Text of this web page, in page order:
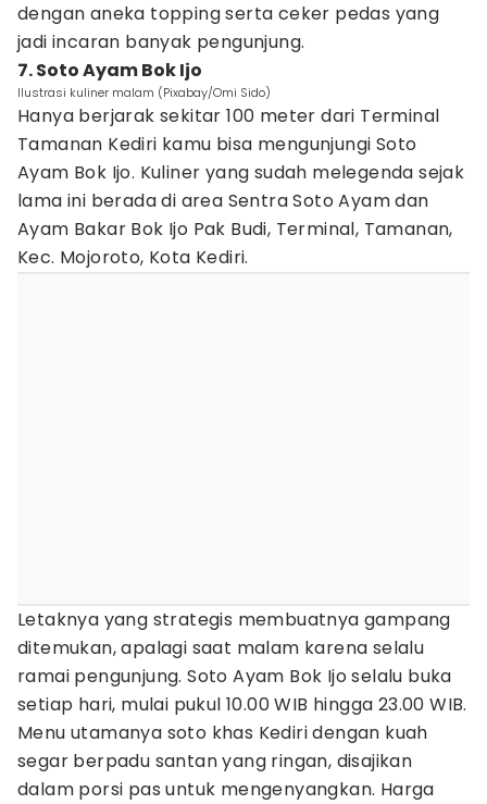
dengan aneka topping serta ceker pedas yang
jadi incaran banyak pengunjung.
7. Soto Ayam Bok Ijo
Ilustrasi kuliner malam (Pixabay/Omi Sido)
Hanya berjarak sekitar 100 meter dari Terminal
Tamanan Kediri kamu bisa mengunjungi Soto
Ayam Bok Ijo. Kuliner yang sudah melegenda sejak
lama ini berada di area Sentra Soto Ayam dan
Ayam Bakar Bok Ijo Pak Budi, Terminal, Tamanan,
Kec. Mojoroto, Kota Kediri.
Letaknya yang strategis membuatnya gampang
ditemukan, apalagi saat malam karena selalu
ramai pengunjung. Soto Ayam Bok Ijo selalu buka
setiap hari, mulai pukul 10.00 WIB hingga 23.00 WIB.
Menu utamanya soto khas Kediri dengan kuah
segar berpadu santan yang ringan, disajikan
dalam porsi pas untuk mengenyangkan. Harga